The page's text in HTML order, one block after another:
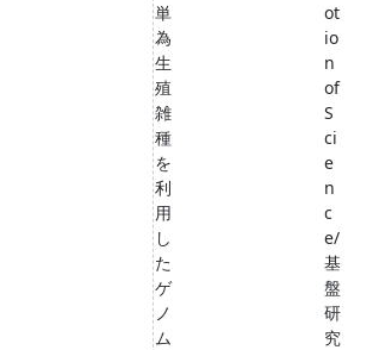
単
為
生
殖
雑
種
を
利
用
し
た
ゲ
ノ
ム
ot
io
n
of
S
ci
e
n
c
e/
基
盤
研
究